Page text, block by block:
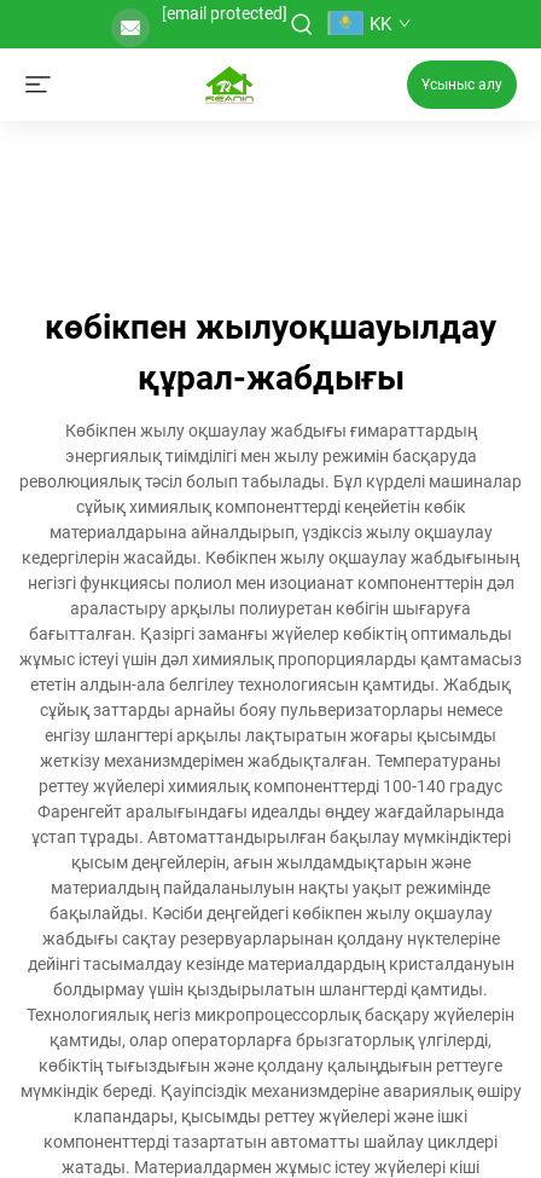
[email protected] KK
Ұсыныс алу
көбікпен жылуоқшауылдау
құрал-жабдығы
Көбікпен жылу оқшаулау жабдығы ғимараттардың
энергиялық тиімділігі мен жылу режимін басқаруда
революциялық тәсіл болып табылады. Бұл күрделі машиналар
сұйық химиялық компоненттерді кеңейетін көбік
материалдарына айналдырып, үздіксіз жылу оқшаулау
кедергілерін жасайды. Көбікпен жылу оқшаулау жабдығының
негізгі функциясы полиол мен изоцианат компоненттерін дәл
араластыру арқылы полиуретан көбігін шығаруға
бағытталған. Қазіргі заманғы жүйелер көбіктің оптимальды
жұмыс істеуі үшін дәл химиялық пропорцияларды қамтамасыз
ететін алдын-ала белгілеу технологиясын қамтиды. Жабдық
сұйық заттарды арнайы бояу пульверизаторлары немесе
енгізу шлангтері арқылы лақтыратын жоғары қысымды
жеткізу механизмдерімен жабдықталған. Температураны
реттеу жүйелері химиялық компоненттерді 100-140 градус
Фаренгейт аралығындағы идеалды өңдеу жағдайларында
ұстап тұрады. Автоматтандырылған бақылау мүмкіндіктері
қысым деңгейлерін, ағын жылдамдықтарын және
материалдың пайдаланылуын нақты уақыт режимінде
бақылайды. Кәсіби деңгейдегі көбікпен жылу оқшаулау
жабдығы сақтау резервуарларынан қолдану нүктелеріне
дейінгі тасымалдау кезінде материалдардың кристалдануын
болдырмау үшін қыздырылатын шлангтерді қамтиды.
Технологиялық негіз микропроцессорлық басқару жүйелерін
қамтиды, олар операторларға брызгаторлық үлгілерді,
көбіктің тығыздығын және қолдану қалыңдығын реттеуге
мүмкіндік береді. Қауіпсіздік механизмдеріне авариялық өшіру
клапандары, қысымды реттеу жүйелері және ішкі
компоненттерді тазартатын автоматты шайлау циклдері
жатады. Материалдармен жұмыс істеу жүйелері кіші